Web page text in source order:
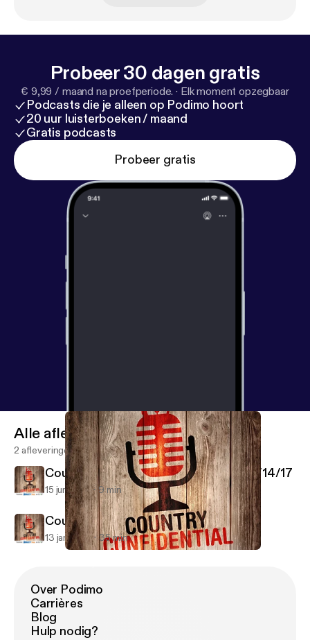
Probeer 30 dagen gratis
€ 9,99 / maand na proefperiode. · Elk moment opzegbaar
Podcasts die je alleen op Podimo hoort
20 uur luisterboeken / maand
Gratis podcasts
Probeer gratis
Alle afleveringen
2 afleveringen
Country Confidential - Cole Swindell 6/14/17
15 jun 2017 9 min
Country Confidential Podcast 1/10/17
13 jan 2017 35 min
Over Podimo
Carrières
Blog
Hulp nodig?